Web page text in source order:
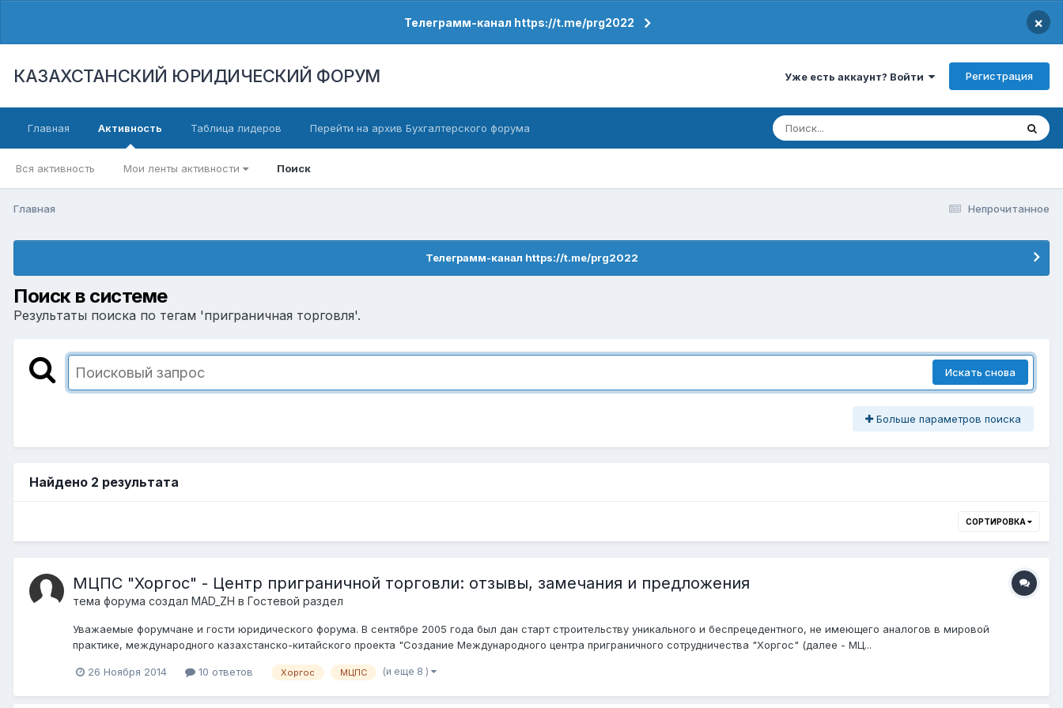
Телеграмм-канал https://t.me/prg2022 ×
КАЗАХСТАНСКИЙ ЮРИДИЧЕСКИЙ ФОРУМ Уже есть аккаунт? Войти Регистрация
Главная Активность
Вся активность Мои ленты активности Поиск
Таблица лидеров Перейти на архив Бухгалтерского форума
Непрочитанное
Главная
Телеграмм-канал https://t.me/prg2022
Поиск в системе
Результаты поиска по тегам 'приграничная торговля'.
Искать снова
Больше параметров поиска
Найдено 2 результата
СОРТИРОВКА
МЦПС "Хоргос" - Центр приграничной торговли: отзывы, замечания и предложения
тема форума создал MAD_ZH в Гостевой раздел
Уважаемые форумчане и гости юридического форума. В сентябре 2005 года был дан старт строительству уникального и беспрецедентного, не имеющего аналогов в мировой
практике, международного казахстанско-китайского проекта "Создание Международного центра приграничного сотрудничества "Хоргос" (далее - МЦ...
26 Ноября 2014 10 ответов Хоргос МЦПС (и еще 8 )